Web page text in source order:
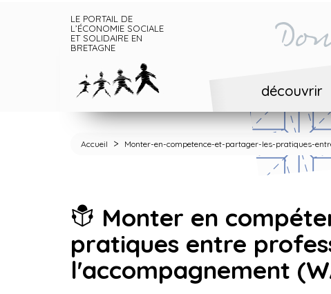
LE PORTAIL DE
L’ÉCONOMIE SOCIALE
ET SOLIDAIRE EN
BRETAGNE
découvrir
Accueil > Monter-en-competence-et-partager-les-pratiques-
Monter en
pratiques entre
l'accompagnement